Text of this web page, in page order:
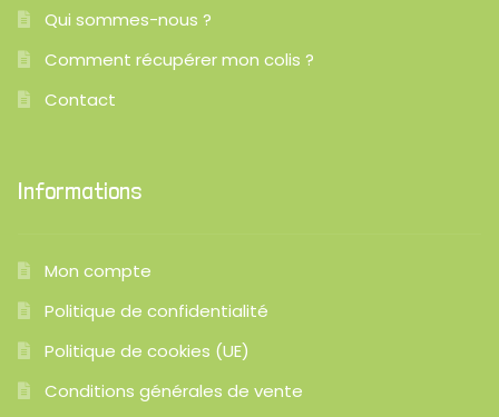
Qui sommes-nous ?
Comment récupérer mon colis ?
Contact
Informations
Mon compte
Politique de confidentialité
Politique de cookies (UE)
Conditions générales de vente